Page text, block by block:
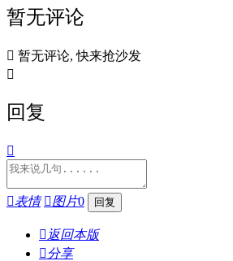
暂无评论
 暂无评论, 快来抢沙发

回复

表情 图片0
 返回本版
分享